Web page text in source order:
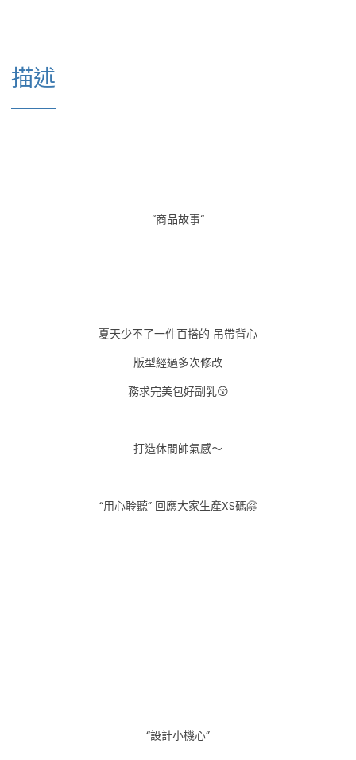
描述
“商品故事“
夏天少不了一件百搭的 吊帶背心
版型經過多次修改
務求完美包好副乳😚
打造休閒帥氣感～
“用心聆聽” 回應大家生產XS碼🤗
“設計小機心”